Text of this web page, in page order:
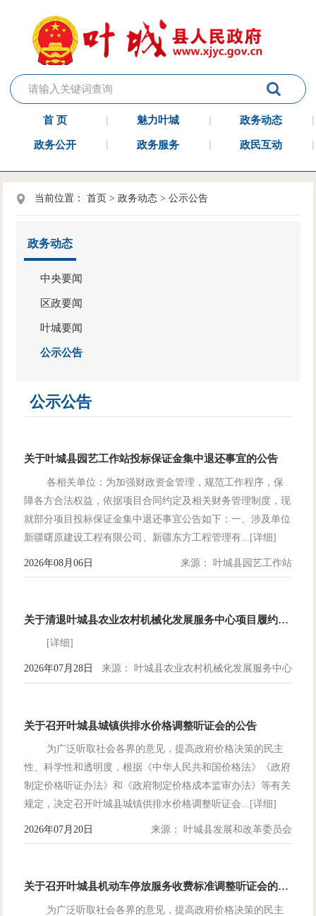
首 页 魅力叶城 政务动态
政务公开 政务服务 政民互动
当前位置：首页 >政务动态 >公示公告
政务动态
中央要闻
区政要闻
叶城要闻
公示公告
公示公告
关于叶城县园艺工作站投标保证金集中退还事宜的公告
各相关单位：为加强财政资金管理，规范工作程序，保
障各方合法权益，依据项目合同约定及相关财务管理制度，现
就部分项目投标保证金集中退还事宜公告如下：一、涉及单位
新疆曙原建设工程有限公司、新疆东方工程管理有...[详细]
2026年08月06日 来源： 叶城县园艺工作站
关于清退叶城县农业农村机械化发展服务中心项目履约保证金的公告
[详细]
2026年07月28日 来源： 叶城县农业农村机械化发展服务中心
关于召开叶城县城镇供排水价格调整听证会的公告
为广泛听取社会各界的意见，提高政府价格决策的民主
性、科学性和透明度，根据《中华人民共和国价格法》《政府
制定价格听证办法》和《政府制定价格成本监审办法》等有关
规定，决定召开叶城县城镇供排水价格调整听证会...[详细]
2026年07月20日 来源： 叶城县发展和改革委员会
关于召开叶城县机动车停放服务收费标准调整听证会的公告
为广泛听取社会各界的意见，提高政府价格决策的民主